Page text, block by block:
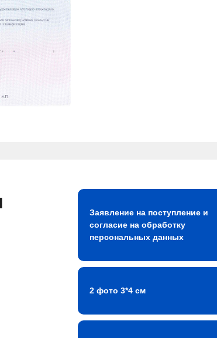
Заявление на поступление и
согласие на обработку
персональных данных
2 фото 3*4 см